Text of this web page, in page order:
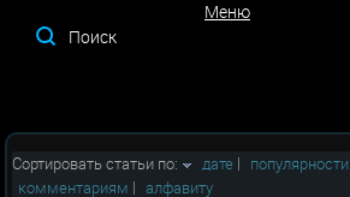
Меню
Сортировать статьи по: дате | популярности
комментариям | алфавиту